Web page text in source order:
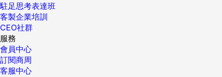
駐足思考表達班
客製企業培訓
CEO社群
服務
會員中心
訂閱商周
客服中心